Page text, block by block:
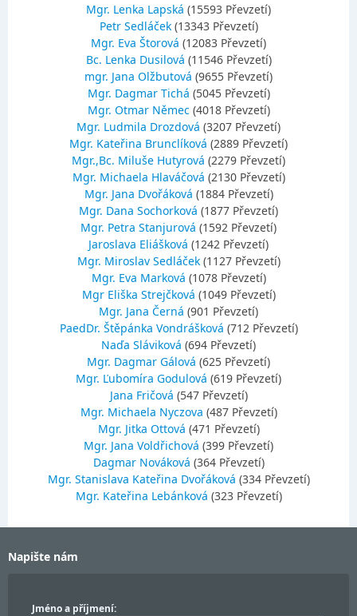
Mgr. Lenka Lapská (15593 Převzetí)
Petr Sedláček (13343 Převzetí)
Mgr. Eva Štorová (12083 Převzetí)
Bc. Lenka Dusilová (11546 Převzetí)
mgr. Jana Olžbutová (9655 Převzetí)
Mgr. Dagmar Tichá (5045 Převzetí)
Mgr. Otmar Němec (4018 Převzetí)
Mgr. Ludmila Drozdová (3207 Převzetí)
Mgr. Kateřina Brunclíková (2889 Převzetí)
Mgr.,Bc. Miluše Hutyrová (2279 Převzetí)
Mgr. Michaela Hlaváčová (2130 Převzetí)
Mgr. Jana Dvořáková (1884 Převzetí)
Mgr. Dana Sochorková (1877 Převzetí)
Mgr. Petra Stanjurová (1592 Převzetí)
Jaroslava Eliášková (1242 Převzetí)
Mgr. Miroslav Sedláček (1127 Převzetí)
Mgr. Eva Marková (1078 Převzetí)
Mgr Eliška Strejčková (1049 Převzetí)
Mgr. Jana Černá (901 Převzetí)
PaedDr. Štěpánka Vondrášková (712 Převzetí)
Naďa Sláviková (694 Převzetí)
Mgr. Dagmar Gálová (625 Převzetí)
Mgr. Ľubomíra Godulová (619 Převzetí)
Jana Fričová (547 Převzetí)
Mgr. Michaela Nyczova (487 Převzetí)
Mgr. Jitka Ottová (471 Převzetí)
Mgr. Jana Voldřichová (399 Převzetí)
Dagmar Nováková (364 Převzetí)
Mgr. Stanislava Kateřina Dvořáková (334 Převzetí)
Mgr. Kateřina Lebánková (323 Převzetí)
Napište nám
Jméno a příjmení: